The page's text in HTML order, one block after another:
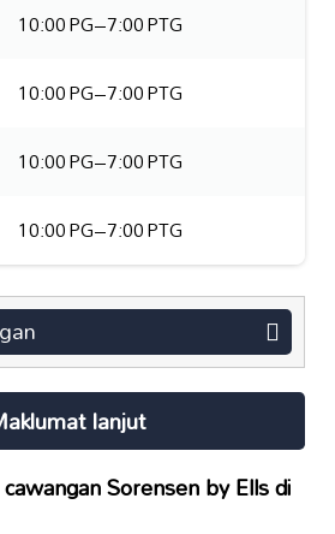
10:00 PG–7:00 PTG
10:00 PG–7:00 PTG
10:00 PG–7:00 PTG
10:00 PG–7:00 PTG
lanjut
Sorensen by Ells di